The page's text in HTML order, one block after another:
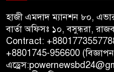
পাস
হাজী এমদাদ ম্যানশন ৮০,
বার্তা অফিসঃ ১০, বসুন্ধরা,
Contract:
+8801745-956600